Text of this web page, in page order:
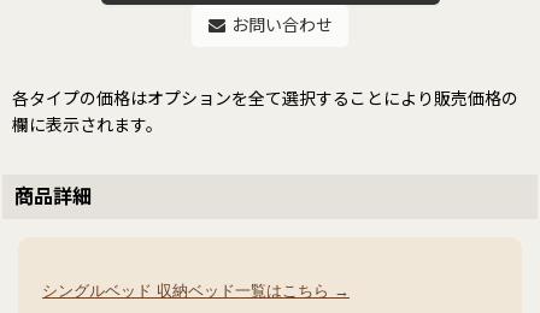
お問い合わせ
各タイプの価格はオプションを全て選択することにより販売価格の
欄に表示されます。
商品詳細
シングルベッド 収納ベッド一覧はこちら →